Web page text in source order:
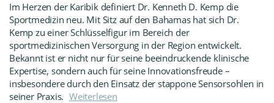
Im Herzen der Karibik definiert Dr. Kenneth D. Kemp die
Sportmedizin neu. Mit Sitz auf den Bahamas hat sich Dr.
Kemp zu einer Schlüsselfigur im Bereich der
sportmedizinischen Versorgung in der Region entwickelt.
Bekannt ist er nicht nur für seine beeindruckende klinische
Expertise, sondern auch für seine Innovationsfreude –
insbesondere durch den Einsatz der stappone Sensorsohlen in
seiner Praxis. Weiterlesen